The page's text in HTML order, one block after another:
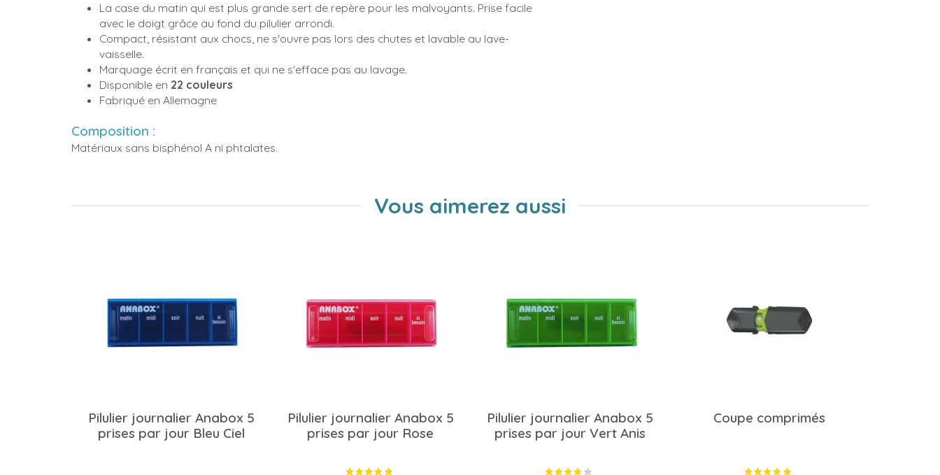
La case du matin qui est plus grande sert de repère pour les malvoyants. Prise facile
avec le doigt grâce au fond du pilulier arrondi.
Compact, résistant aux chocs, ne s'ouvre pas lors des chutes et lavable au lave-
vaisselle.
Marquage écrit en français et qui ne s'efface pas au lavage.
Disponible en 22 couleurs
Fabriqué en Allemagne
Composition :
Matériaux sans bisphénol A ni phtalates.
Vous aimerez aussi
Pilulier journalier Anabox 5
prises par jour Bleu Ciel
Pilulier journalier Anabox 5
prises par jour Rose
Pilulier journalier Anabox 5
prises par jour Vert Anis
Coupe comprimés